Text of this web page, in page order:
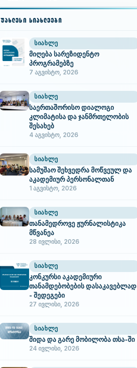
ᲣᲐᲮᲚᲔᲡᲘ ᲡᲘᲐᲮᲚᲔᲔᲑᲘ
ᲡᲘᲐᲮᲚᲔ
მიღება სარეზიდენტო
პროგრამებზე
7 აგვისტო, 2026
ᲡᲘᲐᲮᲚᲔ
საერთაშორისო დიალოგი
კლიმატისა და ჯანმრთელობის
შესახებ
4 აგვისტო, 2026
ᲡᲘᲐᲮᲚᲔ
სამუშაო შეხვედრა მოწვეულ და
აკადემიურ პერსონალთან
1 აგვისტო, 2026
ᲡᲘᲐᲮᲚᲔ
თანამედროვე ჟურნალისტიკა
მწვანეა
28 ივლისი, 2026
ᲡᲘᲐᲮᲚᲔ
კონკურსი აკადემიური
თანამდებობების დასაკავებლად
- შედეგები
27 ივლისი, 2026
ᲡᲘᲐᲮᲚᲔ
შიდა და გარე მობილობა თსა-ში
24 ივლისი, 2026